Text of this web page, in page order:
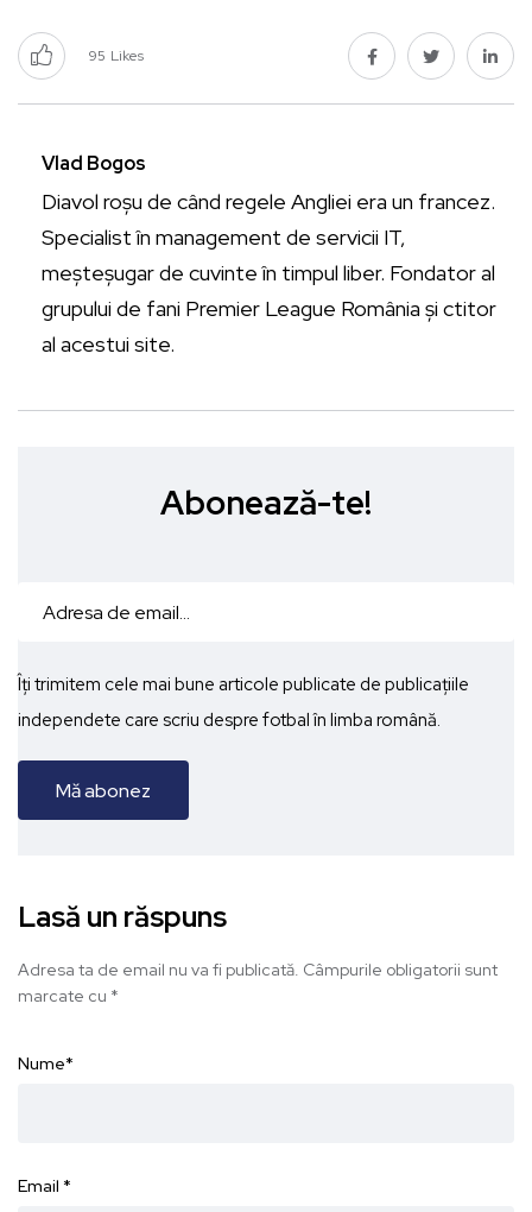
95 Likes
Vlad Bogos
Diavol roșu de când regele Angliei era un francez.
Specialist în management de servicii IT,
meșteșugar de cuvinte în timpul liber. Fondator al
grupului de fani Premier League România și ctitor
al acestui site.
Abonează-te!
Îți trimitem cele mai bune articole publicate de publicațiile
independete care scriu despre fotbal în limba română.
Lasă un răspuns
Adresa ta de email nu va fi publicată. Câmpurile obligatorii sunt
marcate cu *
Nume*
Email *